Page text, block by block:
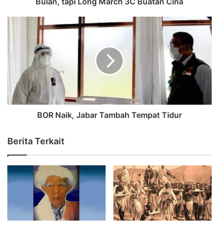
BOR Naik, Jabar Tambah Tempat Tidur
Berita Terkait